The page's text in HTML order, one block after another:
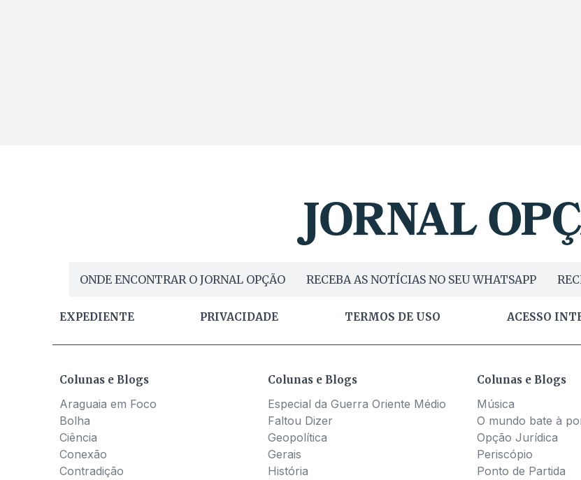
ONDE ENCONTRAR O JORNAL OPÇÃO RECEBA AS NOTÍCIAS NO SEU WHATSAPP
EXPEDIENTE PRIVACIDADE TERMOS DE USO ACESSO
Colunas e Blogs
Araguaia em Foco
Bolha
Ciência
Conexão
Contradição
Colunas e Blogs
Especial da Guerra Oriente Médio
Faltou Dizer
Geopolítica
Gerais
História
Colunas e Blogs
Música
O mundo bate à
Opção Jurídica
Periscópio
Ponto de Partida